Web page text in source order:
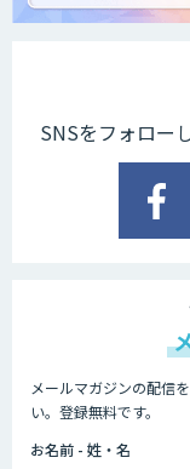
SNSをフォロー
メールマガジンの配信
い。登録無料です。
お名前 - 姓・名